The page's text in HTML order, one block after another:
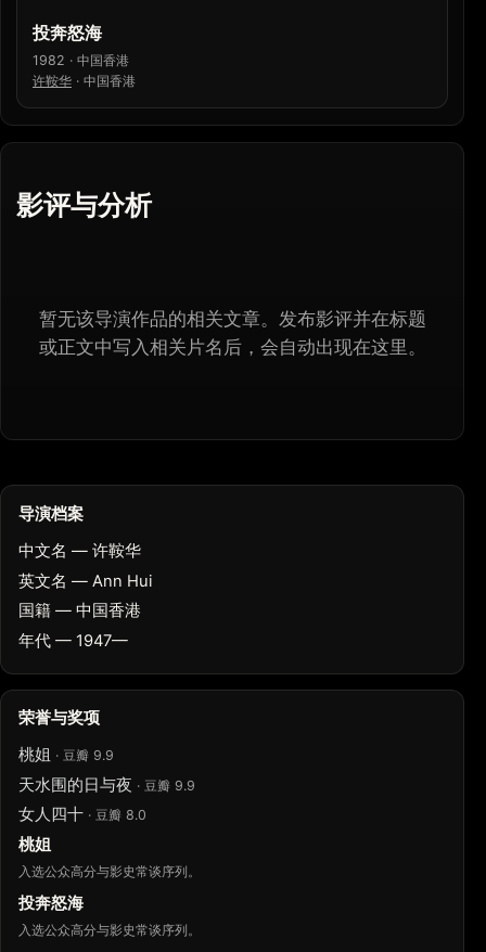
投奔怒海
1982 · 中国香港
许鞍华 · 中国香港
影评与分析
暂无该导演作品的相关文章。发布影评并在标题
或正文中写入相关片名后，会自动出现在这里。
导演档案
中文名 — 许鞍华
英文名 — Ann Hui
国籍 — 中国香港
年代 — 1947—
荣誉与奖项
桃姐 · 豆瓣 9.9
天水围的日与夜 · 豆瓣 9.9
女人四十 · 豆瓣 8.0
桃姐
入选公众高分与影史常谈序列。
投奔怒海
入选公众高分与影史常谈序列。